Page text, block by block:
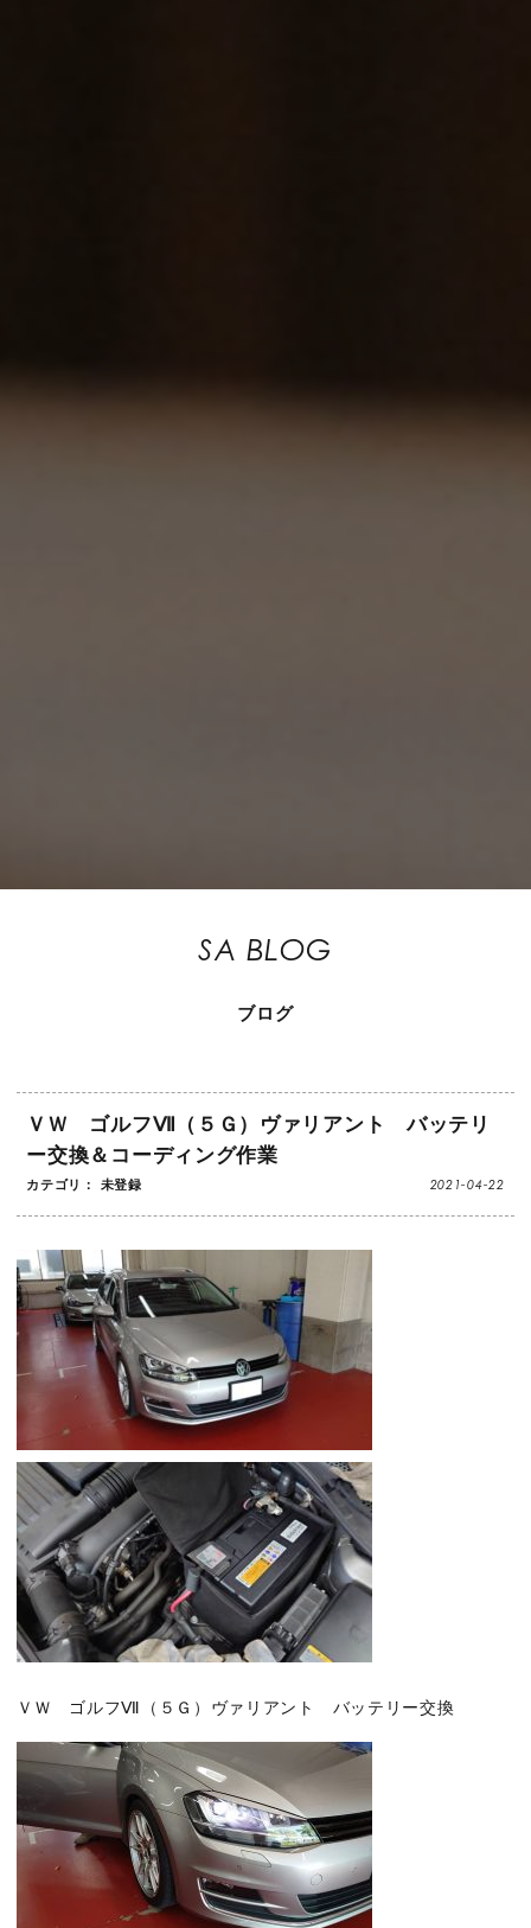
SA BLOG
ブログ
ＶＷ ゴルフⅦ（５Ｇ）ヴァリアント バッテリ
ー交換＆コーディング作業
カテゴリ： 未登録 2021-04-22
ＶＷ ゴルフⅦ（５Ｇ）ヴァリアント バッテリー交換